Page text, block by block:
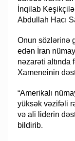
İnqilab
Abdullah Hacı
Onun sözlərinə
edən İran
nəzarəti altında
Xameneinin
“Amerikalı
yüksək vəzifəli
və ali liderin
bildirib.